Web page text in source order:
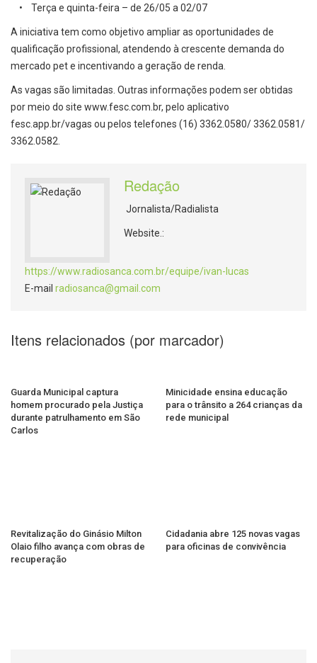
• Terça e quinta-feira – de 26/05 a 02/07
A iniciativa tem como objetivo ampliar as oportunidades de
qualificação profissional, atendendo à crescente demanda do
mercado pet e incentivando a geração de renda.
As vagas são limitadas. Outras informações podem ser obtidas
por meio do site www.fesc.com.br, pelo aplicativo
fesc.app.br/vagas ou pelos telefones (16) 3362.0580/ 3362.0581/
3362.0582.
Redação
Jornalista/Radialista
Website.:
https://www.radiosanca.com.br/equipe/ivan-lucas
E-mail radiosanca@gmail.com
Itens relacionados (por marcador)
Guarda Municipal captura
homem procurado pela Justiça
durante patrulhamento em São
Carlos
Minicidade ensina educação
para o trânsito a 264 crianças da
rede municipal
Revitalização do Ginásio Milton
Olaio filho avança com obras de
recuperação
Cidadania abre 125 novas vagas
para oficinas de convivência